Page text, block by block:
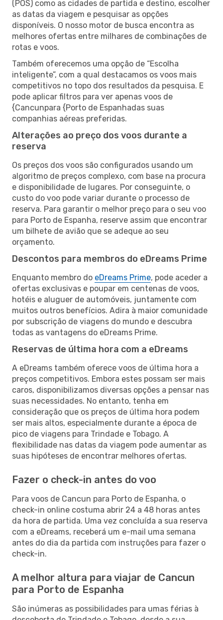
(POS) como as cidades de partida e destino, escolher
as datas da viagem e pesquisar as opções
disponíveis. O nosso motor de busca encontra as
melhores ofertas entre milhares de combinações de
rotas e voos.
Também oferecemos uma opção de “Escolha
inteligente”, com a qual destacamos os voos mais
competitivos no topo dos resultados da pesquisa. E
pode aplicar filtros para ver apenas voos de
{Cancunpara {Porto de Espanhadas suas
companhias aéreas preferidas.
Alterações ao preço dos voos durante a
reserva
Os preços dos voos são configurados usando um
algoritmo de preços complexo, com base na procura
e disponibilidade de lugares. Por conseguinte, o
custo do voo pode variar durante o processo de
reserva. Para garantir o melhor preço para o seu voo
para Porto de Espanha, reserve assim que encontrar
um bilhete de avião que se adeque ao seu
orçamento.
Descontos para membros do eDreams Prime
Enquanto membro do eDreams Prime, pode aceder a
ofertas exclusivas e poupar em centenas de voos,
hotéis e aluguer de automóveis, juntamente com
muitos outros benefícios. Adira à maior comunidade
por subscrição de viagens do mundo e descubra
todas as vantagens do eDreams Prime.
Reservas de última hora com a eDreams
A eDreams também oferece voos de última hora a
preços competitivos. Embora estes possam ser mais
caros, disponibilizamos diversas opções a pensar nas
suas necessidades. No entanto, tenha em
consideração que os preços de última hora podem
ser mais altos, especialmente durante a época de
pico de viagens para Trindade e Tobago. A
flexibilidade nas datas da viagem pode aumentar as
suas hipóteses de encontrar melhores ofertas.
Fazer o check-in antes do voo
Para voos de Cancun para Porto de Espanha, o
check-in online costuma abrir 24 a 48 horas antes
da hora de partida. Uma vez concluída a sua reserva
com a eDreams, receberá um e-mail uma semana
antes do dia da partida com instruções para fazer o
check-in.
A melhor altura para viajar de Cancun
para Porto de Espanha
São inúmeras as possibilidades para umas férias à